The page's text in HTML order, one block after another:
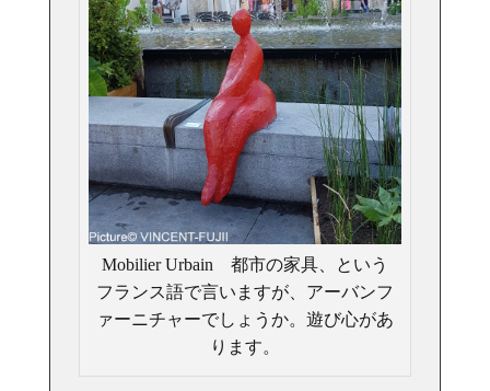
Mobilier Urbain 都市の家具、という
フランス語で言いますが、アーバンフ
ァーニチャーでしょうか。遊び心があ
ります。